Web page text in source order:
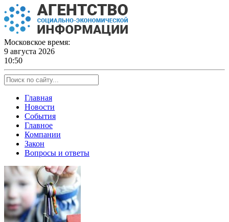
Skip
to
content
Московское время:
9 августа 2026
10:50
Главная
Новости
События
Главное
Компании
Закон
Вопросы и ответы